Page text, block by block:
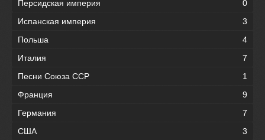
Персидская империя
0
Испанская империя
3
Польша
4
Италия
7
Песни Союза ССР
1
Франция
9
Германия
7
США
3